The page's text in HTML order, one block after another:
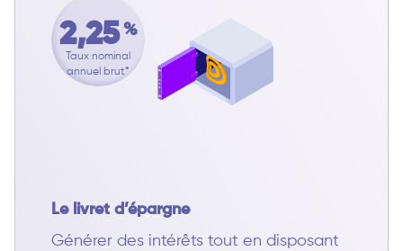
2,25 %
Taux nominal
annuel brut*
Le livret d’épargne
Générer des intérêts tout en disposant